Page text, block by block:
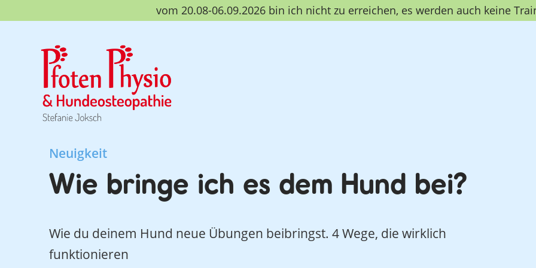
vom 20.08-06.09.2026 bin ich nicht zu erreichen, es werden auch keine
Neuigkeit
Wie bringe ich es dem Hund bei?
Wie du deinem Hund neue Übungen beibringst. 4 Wege, die wirklich
funktionieren